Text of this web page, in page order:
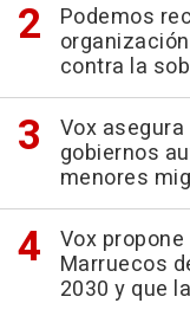
Podemos
contra la
Vox
gobiernos
menores
Vox
Marruecos
2030 y que